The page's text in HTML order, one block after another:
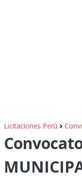
Licitaciones Perú ›